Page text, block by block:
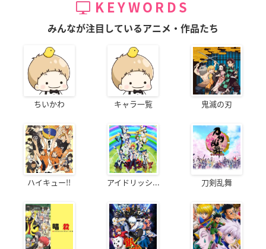
KEYWORDS
みんなが注目しているアニメ・作品たち
ちいかわ キャラ一覧 鬼滅の刃
ハイキュー!! アイドリッシ... 刀剣乱舞